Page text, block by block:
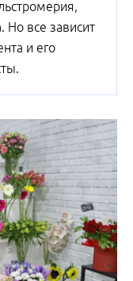
Но все зависит
и его